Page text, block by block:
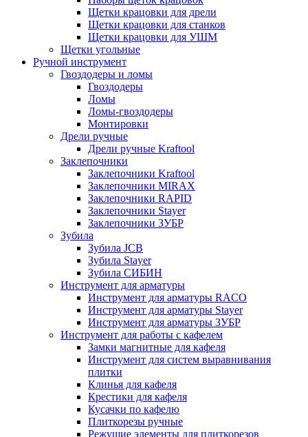
Щетки крацовки для дрели
Щетки крацовки для станков
Щетки крацовки для УШМ
Щетки угольные
Ручной инструмент
Гвоздодеры и ломы
Гвоздодеры
Ломы
Ломы-гвоздодеры
Монтировки
Дрели ручные
Дрели ручные Kraftool
Заклепочники
Заклепочники Kraftool
Заклепочники MIRAX
Заклепочники RAPID
Заклепочники Stayer
Заклепочники ЗУБР
Зубила
Зубила JCB
Зубила Stayer
Зубила СИБИН
Инструмент для арматуры
Инструмент для арматуры RACO
Инструмент для арматуры Stayer
Инструмент для арматуры ЗУБР
Инструмент для работы с кафелем
Замки магнитные для кафеля
Инструмент для систем выравнивания
плитки
Клинья для кафеля
Крестики для кафеля
Кусачки по кафелю
Плиткорезы ручные
Режущие элементы для плиткорезов